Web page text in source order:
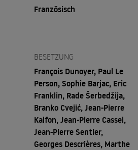
Französisch
BESETZUNG
François Dunoyer, Paul Le
Person, Sophie Barjac, Eric
Franklin, Rade Šerbedžija,
Branko Cvejić, Jean-Pierre
Kalfon, Jean-Pierre Cassel,
Jean-Pierre Sentier,
Georges Descrières, Marthe